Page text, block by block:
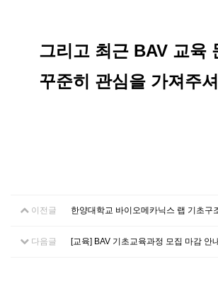
그리고 최근 BAV 교육
꾸준히 관심을 가져주
이전글 한양대학교 바이오메카닉스 랩 기초구
다음글 [교육] BAV 기초교육과정 모집 마감 안